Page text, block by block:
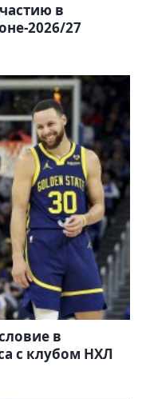
в
2026/27
в
с клубом НХЛ